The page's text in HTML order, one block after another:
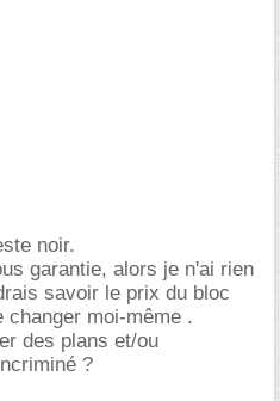
noir.
garantie, alors je n'ai rien
savoir le prix du bloc
moi-même .
des plans et/ou
?